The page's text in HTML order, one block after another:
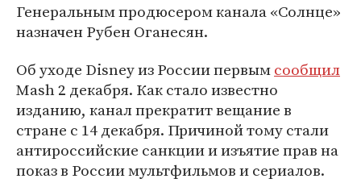
Генеральным продюсером канала «Солнце»
назначен Рубен Оганесян.
Об уходе Disney из России первымсообщил
Mash 2 декабря. Как стало известно
изданию, канал прекратит вещание в
стране с 14 декабря. Причиной тому стали
антироссийские санкции и изъятие прав на
показ в России мультфильмов и сериалов.